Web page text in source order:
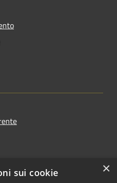
×
sui cookie